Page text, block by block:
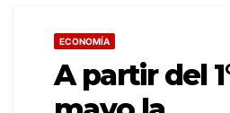
ECONOMÍA
A partir del